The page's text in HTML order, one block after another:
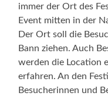
immer der Ort des
Event mitten in der
Der Ort soll die
Bann ziehen. Auch
werden die Location
erfahren. An den
Besucherinnen und